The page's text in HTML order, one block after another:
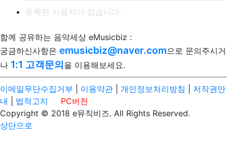
등록된 사용처가 없습니다.
함께 공유하는 음악세상 eMusicbiz :
궁금하신사항은 emusicbiz@naver.com으로 문의주시거
나 1:1 고객문의을 이용해보세요.
이메일무단수집거부 이용약관 개인정보처리방침
저작권안
내
법적고지
PC버전
Copyright © 2018 e뮤직비즈. All Rights Reserved.
상단으로